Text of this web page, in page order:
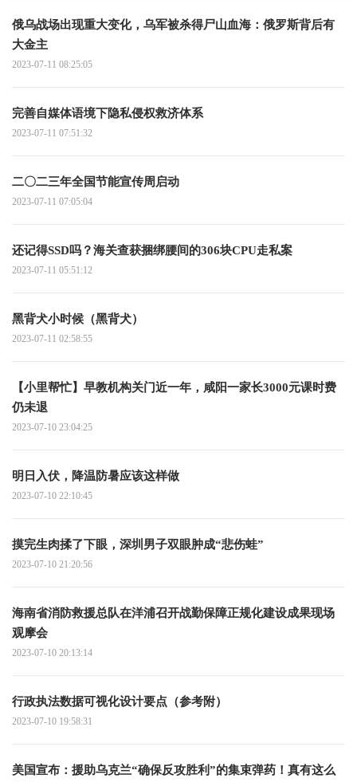
俄乌战场出现重大变化，乌军被杀得尸山血海：俄罗斯背后有
大金主
2023-07-11 08:25:05
完善自媒体语境下隐私侵权救济体系
2023-07-11 07:51:32
二〇二三年全国节能宣传周启动
2023-07-11 07:05:04
还记得SSD吗？海关查获捆绑腰间的306块CPU走私案
2023-07-11 05:51:12
黑背犬小时候（黑背犬）
2023-07-11 02:58:55
【小里帮忙】早教机构关门近一年，咸阳一家长3000元课时费
仍未退
2023-07-10 23:04:25
明日入伏，降温防暑应该这样做
2023-07-10 22:10:45
摸完生肉揉了下眼，深圳男子双眼肿成“悲伤蛙”
2023-07-10 21:20:56
海南省消防救援总队在洋浦召开战勤保障正规化建设成果现场
观摩会
2023-07-10 20:13:14
行政执法数据可视化设计要点（参考附）
2023-07-10 19:58:31
美国宣布：援助乌克兰“确保反攻胜利”的集束弹药！真有这么